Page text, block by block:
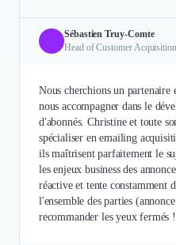
Sébastien Truy-Comte
Head of Customer Acquisition
Nous cherchions un
nous accompagner dans le
d'abonnés. Christine et toute
spécialiser en emailing
ils maîtrisent parfaitement le
les enjeux business des
réactive et tente constamment
l'ensemble des parties
recommander les yeux fermés !